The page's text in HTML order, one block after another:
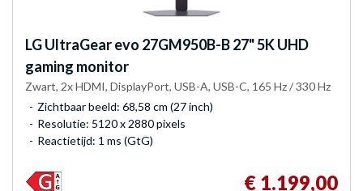
LGUltraGear evo 27GM950B-B 27" 5K UHD
gaming monitor
Zwart, 2x HDMI, DisplayPort, USB-A, USB-C, 165 Hz / 330 Hz
Zichtbaar beeld: 68,58 cm (27 inch)
Resolutie: 5120 x 2880 pixels
Reactietijd: 1 ms (GtG)
€ 1.199,00